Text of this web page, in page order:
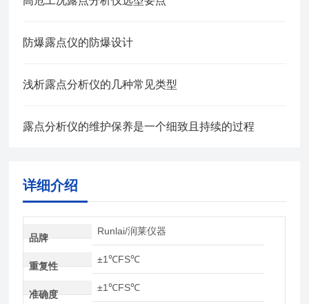
防爆露点仪的防爆设计
浅析露点分析仪的几种常见类型
露点分析仪的维护保养是一个细致且持续的过程
详细介绍
品牌
Runlai/润莱仪器
重复性
±1℃FS℃
准确度
±1℃FS℃